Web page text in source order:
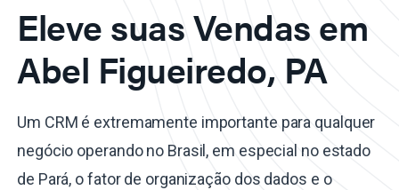
Eleve suas Vendas em
Abel Figueiredo, PA
Um CRM é extremamente importante para qualquer
negócio operando no Brasil, em especial no estado
de Pará, o fator de organização dos dados e o